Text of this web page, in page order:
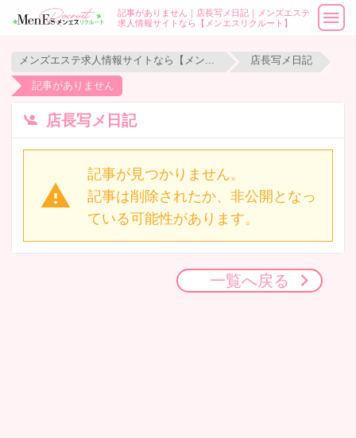
記事がありません｜店長写メ日記｜メンズエステ
求人情報サイトなら【メンエスリクルート】
店長写メ日記
記事がありません
店長写メ日記
記事が見つかりません。
記事は削除されたか、非公開となっ
ている可能性があります。
一覧へ戻る